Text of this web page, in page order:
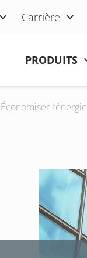
Carrière
PRODUITS
Économiser l’énergie